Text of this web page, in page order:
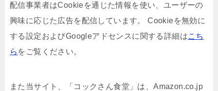
配信事業者はCookieを通じた情報を使い、ユーザーの
興味に応じた広告を配信しています。 Cookieを無効に
する設定およびGoogleアドセンスに関する詳細はこち
ら をご覧ください。
また当サイト、「コックさん食堂」は、Amazon.co.jp